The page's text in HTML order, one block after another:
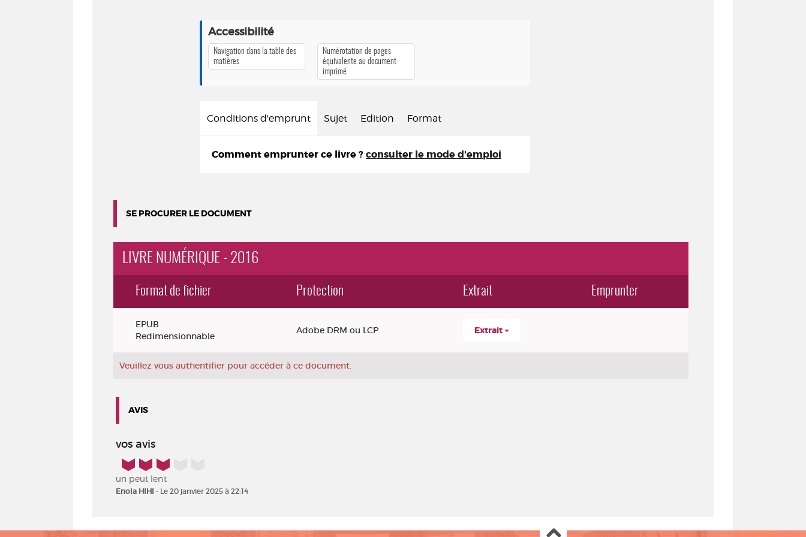
Accessibilité
Navigation dans la table des
matières
Numérotation de pages
équivalente au document
imprimé
Conditions d'emprunt Sujet Edition Format
Comment emprunter ce livre ? consulter le mode d'emploi
SE PROCURER LE DOCUMENT
LIVRE NUMÉRIQUE - 2016
Format de fichier Protection Extrait Emprunter
EPUB
Redimensionnable
Adobe DRM ou LCP Extrait
Veuillez vous authentifier pour accéder à ce document.
AVIS
vos avis
3/5
un peut lent
Enola HIHI - Le 20 janvier 2025 à 22:14